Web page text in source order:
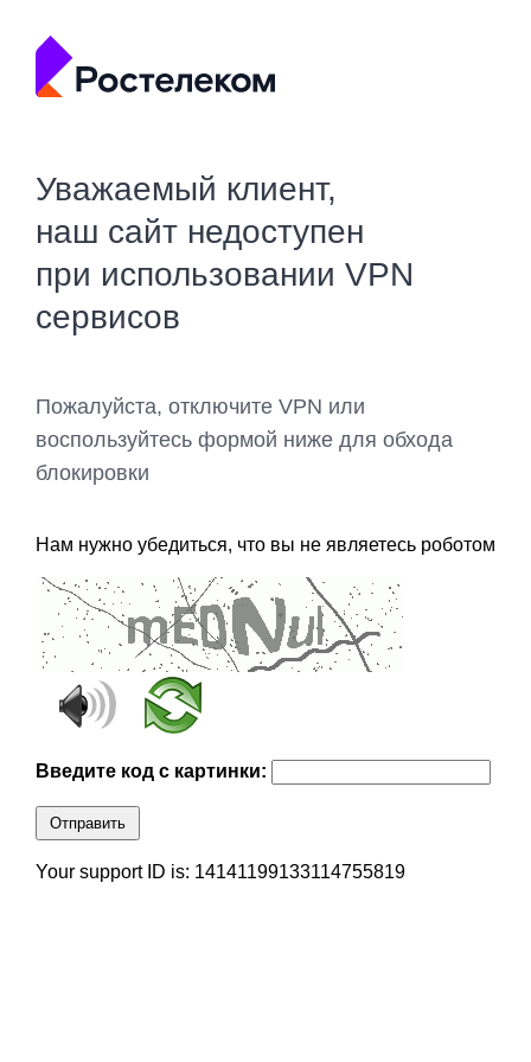
Уважаемый клиент,
наш сайт недоступен
при использовании VPN
сервисов
Пожалуйста, отключите VPN или
воспользуйтесь формой ниже для обхода
блокировки
Нам нужно убедиться, что вы не являетесь роботом
Введите код с картинки:
Отправить
Your support ID is: 14141199133114755819